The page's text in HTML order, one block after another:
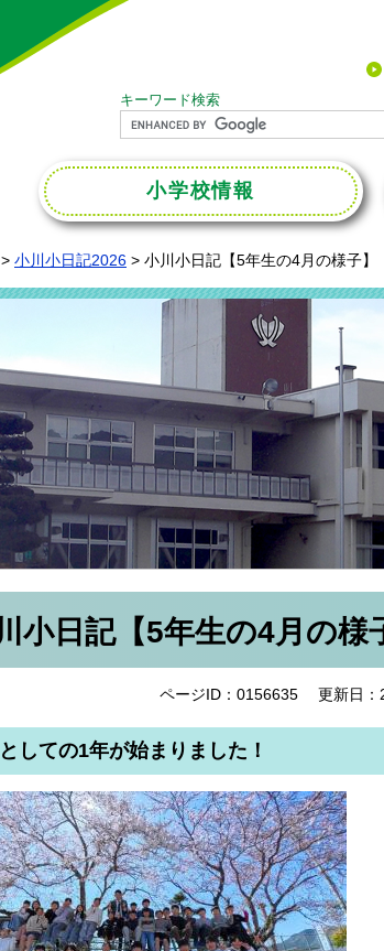
キーワード検索
小学校情報
> 小川小日記2026 > 小川小日記【5年生の4月の様子】
小日記【5年生の4月の様
ページID：0156635 更新日
しての1年が始まりました！